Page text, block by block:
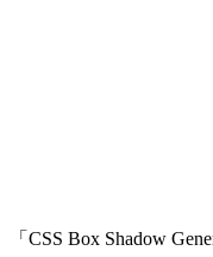
「CSS Box Shadow